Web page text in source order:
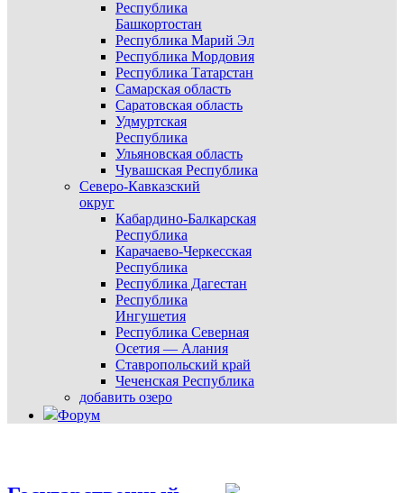
Республика
Башкортостан
Республика Марий Эл
Республика Мордовия
Республика Татарстан
Самарская область
Саратовская область
Удмуртская
Республика
Ульяновская область
Чувашская Республика
Северо-Кавказский
округ
Кабардино-Балкарская
Республика
Карачаево-Черкесская
Республика
Республика Дагестан
Республика
Ингушетия
Республика Северная
Осетия — Алания
Ставропольский край
Чеченская Республика
добавить озеро
Форум